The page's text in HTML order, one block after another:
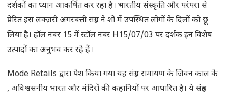
दर्शकों का ध्यान आकर्षित कर रहा है। भारतीय संस्कृति और परंपरा से
प्रेरित इस लक्ज़री अगरबत्ती संग्रह ने शो में उपस्थित लोगों के दिलों को छू
लिया है। हॉल नंबर 15 में स्टॉल नंबर H15/07/03 पर दर्शक इन विशेष
उत्पादों का अनुभव कर रहे हैं।
Mode Retails द्वारा पेश किया गया यह संग्रह रामायण के जिवन काल के
, अविश्वसनीय भारत और मंदिरों की कहानियों पर आधारित है। ये संग्रह